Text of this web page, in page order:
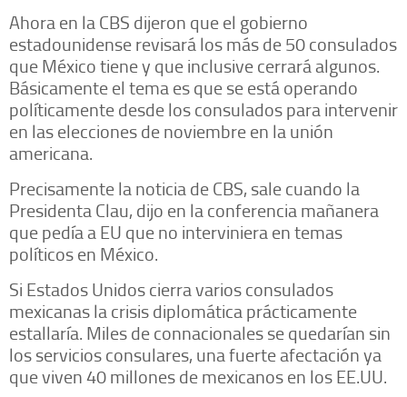
Ahora en la CBS dijeron que el gobierno
estadounidense revisará los más de 50 consulados
que México tiene y que inclusive cerrará algunos.
Básicamente el tema es que se está operando
políticamente desde los consulados para intervenir
en las elecciones de noviembre en la unión
americana.
Precisamente la noticia de CBS, sale cuando la
Presidenta Clau, dijo en la conferencia mañanera
que pedía a EU que no interviniera en temas
políticos en México.
Si Estados Unidos cierra varios consulados
mexicanas la crisis diplomática prácticamente
estallaría. Miles de connacionales se quedarían sin
los servicios consulares, una fuerte afectación ya
que viven 40 millones de mexicanos en los EE.UU.